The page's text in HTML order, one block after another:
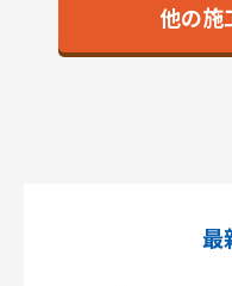
他の施
最